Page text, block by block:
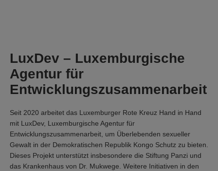
LuxDev – Luxemburgische
Agentur für
Entwicklungszusammenarbeit
Seit 2020 arbeitet das Luxemburger Rote Kreuz Hand in Hand
mit LuxDev, Luxemburgische Agentur für
Entwicklungszusammenarbeit, um Überlebenden sexueller
Gewalt in der Demokratischen Republik Kongo Schutz zu bieten.
Dieses Projekt unterstützt insbesondere die Stiftung Panzi und
das Krankenhaus von Dr. Mukwege. Weitere Initiativen in den